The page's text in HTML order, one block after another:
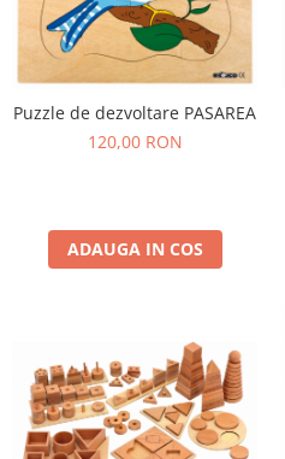
Puzzle de dezvoltare PASAREA
120,00 RON
ADAUGA IN COS